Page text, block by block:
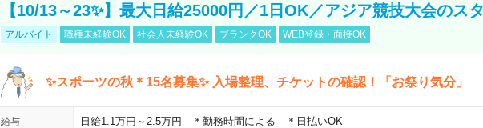
【10/13～23✨】最大日給25000円／1日OK／アジア競技大会のス
アルバイト 職種未経験OK 社会人未経験OK ブランクOK WEB登録・面接OK
✨スポーツの秋＊15名募集✨ 入場整理、チケットの確認！「お祭り気分」
給与 日給1.1万円～2.5万円 ＊勤務時間による ＊日払いOK